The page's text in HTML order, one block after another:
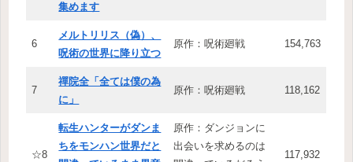
集めます
6
メルトリリス（偽）、
呪術の世界に降り立つ
原作：呪術廻戦 154,763
7
禪院全「全ては僕の為
に」
原作：呪術廻戦 118,162
☆8
転生ハンターがダンま
ちをモンハン世界だと
原作：ダンジョンに
出会いを求めるのは
117,932